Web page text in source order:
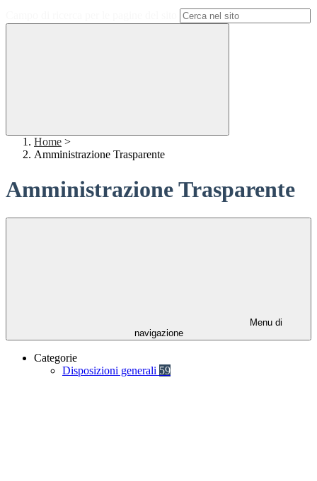
Home >
Amministrazione Trasparente
Amministrazione Trasparente
Menu di
navigazione
Categorie
Disposizioni generali 59